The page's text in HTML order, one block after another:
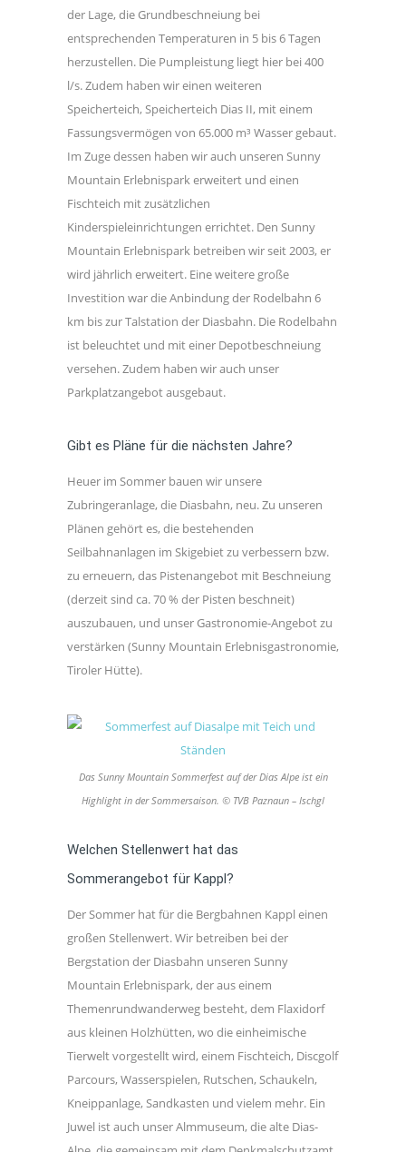
der Lage, die Grundbeschneiung bei
entsprechenden Temperaturen in 5 bis 6 Tagen
herzustellen. Die Pumpleistung liegt hier bei 400
l/s. Zudem haben wir einen weiteren
Speicherteich, Speicherteich Dias II, mit einem
Fassungsvermögen von 65.000 m³ Wasser gebaut.
Im Zuge dessen haben wir auch unseren Sunny
Mountain Erlebnispark erweitert und einen
Fischteich mit zusätzlichen
Kinderspieleinrichtungen errichtet. Den Sunny
Mountain Erlebnispark betreiben wir seit 2003, er
wird jährlich erweitert. Eine weitere große
Investition war die Anbindung der Rodelbahn 6
km bis zur Talstation der Diasbahn. Die Rodelbahn
ist beleuchtet und mit einer Depotbeschneiung
versehen. Zudem haben wir auch unser
Parkplatzangebot ausgebaut.
Gibt es Pläne für die nächsten Jahre?
Heuer im Sommer bauen wir unsere
Zubringeranlage, die Diasbahn, neu. Zu unseren
Plänen gehört es, die bestehenden
Seilbahnanlagen im Skigebiet zu verbessern bzw.
zu erneuern, das Pistenangebot mit Beschneiung
(derzeit sind ca. 70 % der Pisten beschneit)
auszubauen, und unser Gastronomie-Angebot zu
verstärken (Sunny Mountain Erlebnisgastronomie,
Tiroler Hütte).
Das Sunny Mountain Sommerfest auf der Dias Alpe ist ein
Highlight in der Sommersaison. © TVB Paznaun – Ischgl
Welchen Stellenwert hat das
Sommerangebot für Kappl?
Der Sommer hat für die Bergbahnen Kappl einen
großen Stellenwert. Wir betreiben bei der
Bergstation der Diasbahn unseren Sunny
Mountain Erlebnispark, der aus einem
Themenrundwanderweg besteht, dem Flaxidorf
aus kleinen Holzhütten, wo die einheimische
Tierwelt vorgestellt wird, einem Fischteich, Discgolf
Parcours, Wasserspielen, Rutschen, Schaukeln,
Kneippanlage, Sandkasten und vielem mehr. Ein
Juwel ist auch unser Almmuseum, die alte Dias-